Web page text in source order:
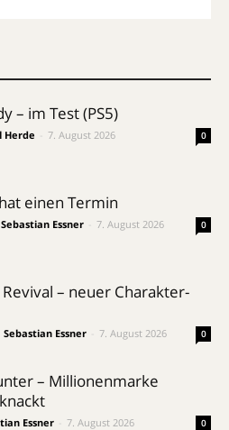
– im Test (PS5)
Herde 7. August 2026 0
einen Termin
Sebastian Essner 7. August 2026 0
– neuer Charakter-
Sebastian Essner 7. August 2026 0
– Millionenmarke
Essner 7. August 2026 0